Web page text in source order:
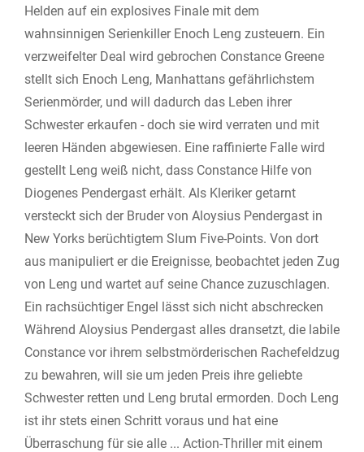
Helden auf ein explosives Finale mit dem
wahnsinnigen Serienkiller Enoch Leng zusteuern. Ein
verzweifelter Deal wird gebrochen Constance Greene
stellt sich Enoch Leng, Manhattans gefährlichstem
Serienmörder, und will dadurch das Leben ihrer
Schwester erkaufen - doch sie wird verraten und mit
leeren Händen abgewiesen. Eine raffinierte Falle wird
gestellt Leng weiß nicht, dass Constance Hilfe von
Diogenes Pendergast erhält. Als Kleriker getarnt
versteckt sich der Bruder von Aloysius Pendergast in
New Yorks berüchtigtem Slum Five-Points. Von dort
aus manipuliert er die Ereignisse, beobachtet jeden Zug
von Leng und wartet auf seine Chance zuzuschlagen.
Ein rachsüchtiger Engel lässt sich nicht abschrecken
Während Aloysius Pendergast alles dransetzt, die labile
Constance vor ihrem selbstmörderischen Rachefeldzug
zu bewahren, will sie um jeden Preis ihre geliebte
Schwester retten und Leng brutal ermorden. Doch Leng
ist ihr stets einen Schritt voraus und hat eine
Überraschung für sie alle ... Action-Thriller mit einem